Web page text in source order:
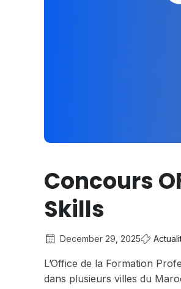
Concours
Skills
December 29, 2025
L’Office de la Formation
dans plusieurs villes du